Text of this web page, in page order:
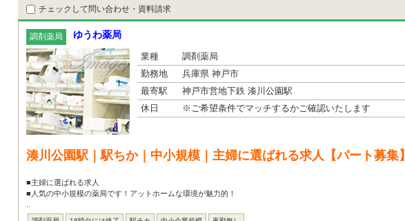
チェックして問い合わせ・資料請求
調剤薬局 ゆうわ薬局
業種
調剤薬局
勤務地
兵庫県 神戸市
最寄駅
神戸市営地下鉄 湊川公園駅
休日
※ご希望条件でマッチするかご確認いたします
湊川公園駅｜駅ちか｜中小規模｜主婦に選ばれる求人【パート募集】
■主婦に選ばれる求人
■人気の中小規模の薬局です！アットホームな環境が魅力的！